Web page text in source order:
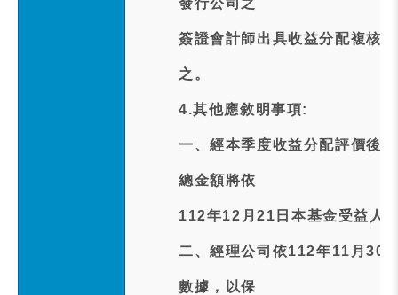
發行公司之
簽證會計師出具收益分配複核
之。
4.其他應敘明事項:
一、經本季度收益分配評價後
總金額將依
112年12月21日本基金受益人
二、經理公司依112年11月30
數據，以保